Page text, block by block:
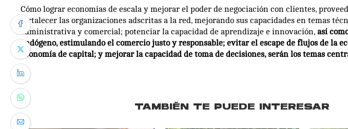
Cómo lograr economías de escala y mejorar el poder de negociación con clientes,
fortalecer las organizaciones adscritas a la red, mejorando sus capacidades en temas
administrativa y comercial; potenciar la capacidad de aprendizaje e innovación, así
endógeno, estimulando el comercio justo y responsable; evitar el escape de flujos de la
economía de capital; y mejorar la capacidad de toma de decisiones, serán los temas
TAMBIÉN TE PUEDE INTERESAR